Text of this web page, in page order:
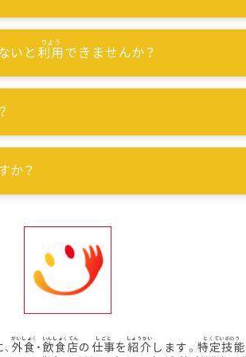
いと利用できませんか？
か？
外食 ・ 飲食店の 仕事を紹介 します。 特定技能